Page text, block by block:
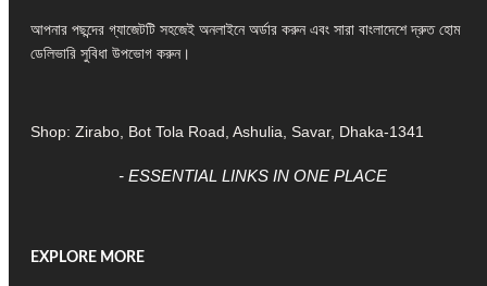
আপনার পছন্দের গ্যাজেটটি সহজেই অনলাইনে অর্ডার করুন এবং সারা বাংলাদেশে দ্রুত হোম
ডেলিভারি সুবিধা উপভোগ করুন।
Shop: Zirabo, Bot Tola Road, Ashulia, Savar, Dhaka-1341
- ESSENTIAL LINKS IN ONE PLACE
EXPLORE MORE